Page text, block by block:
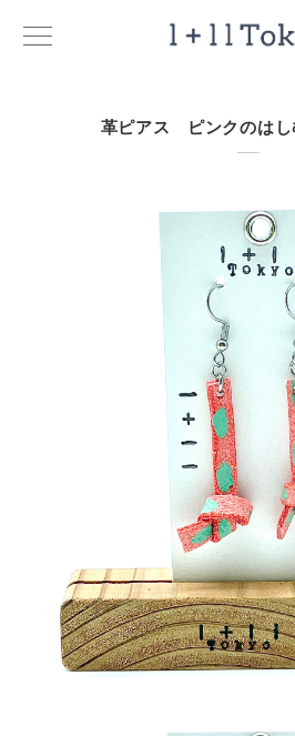
革ピアス ピンクのは